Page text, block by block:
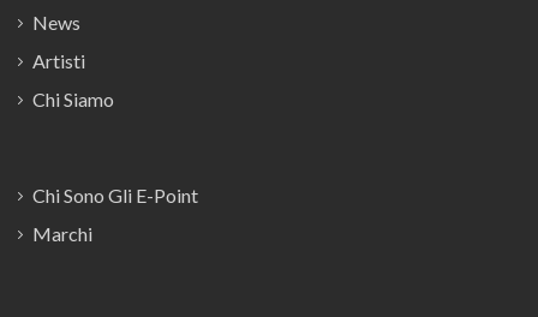
News
Artisti
Chi Siamo
Chi Sono Gli E-Point
Marchi